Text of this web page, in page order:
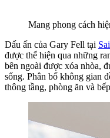
Mang phong cách
Dấu ấn của Gary Fell tại
được thể hiện qua những
bên ngoài được xóa nhòa,
sống. Phân bố không gian
thông tầng, phòng ăn và